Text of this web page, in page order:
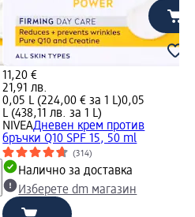
11,20 €
21,91 лв.
0,05 L (224,00 € за 1 L)0,05
L (438,11 лв. за 1 L)
NIVEAДневен крем против
бръчки Q10 SPF 15, 50 ml
(314)
Налично за доставка
Изберете dm магазин